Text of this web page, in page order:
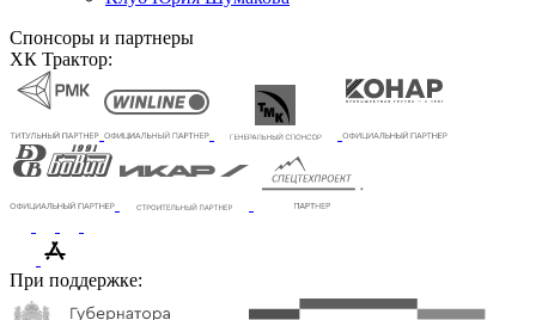
Спонсоры и партнеры
ХК Трактор:
При поддержке: